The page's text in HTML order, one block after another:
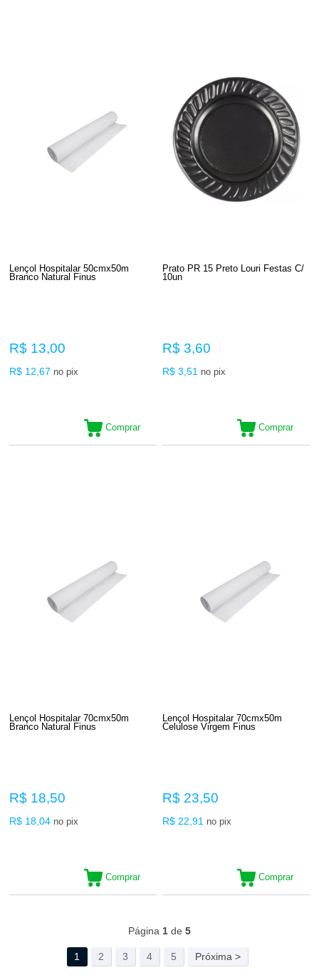
Lençol Hospitalar 50cmx50m
Branco Natural Finus
R$ 13,00
R$ 12,67 no pix
Comprar
Prato PR 15 Preto Louri Festas C/
10un
R$ 3,60
R$ 3,51 no pix
Comprar
Lençol Hospitalar 70cmx50m
Branco Natural Finus
R$ 18,50
R$ 18,04 no pix
Comprar
Lençol Hospitalar 70cmx50m
Celulose Virgem Finus
R$ 23,50
R$ 22,91 no pix
Comprar
Página 1de 5
1 2 3 4 5 Próxima >